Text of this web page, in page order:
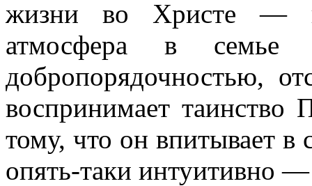
жизни во Христе —
атмосфера в
добропорядочностью,
воспринимает таинство
тому, что он впитывает
опять-таки интуитивно